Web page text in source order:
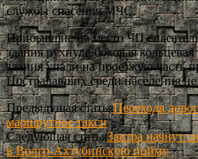
службы спасения МЧС.
Прибывшие на место ЧП
здания рухнуло боковая
здания упали на проезжую часть
Пострадавших среди населения
Предыдущая статьяПереходя
маршрутное такси
Следующая статьяЗавтра начнут
в Волго-Ахтубинскую пойму